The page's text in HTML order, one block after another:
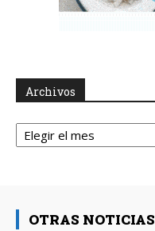
Archivos
Archivos
OTRAS NOTICIAS